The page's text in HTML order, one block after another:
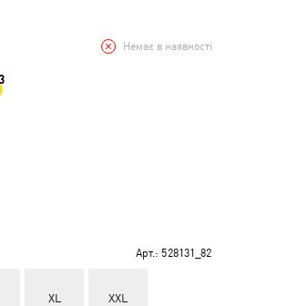
Немає в наявності
Арт.: 528131_82
XL XXL